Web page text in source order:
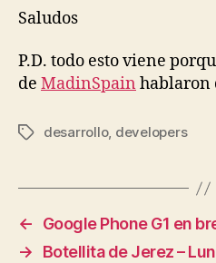
Saludos
P.D. todo esto viene
de MadinSpain hablaron
Tagsdesarrollo, developers
←
Google Phone G1 en
→
Botellita de Jerez –